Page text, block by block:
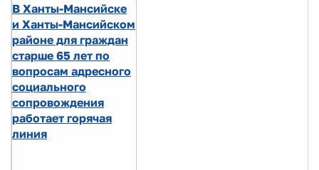
В Ханты-Мансийске
и Ханты-Мансийском
районе для граждан
старше 65 лет по
вопросам адресного
социального
сопровождения
работает горячая
линия